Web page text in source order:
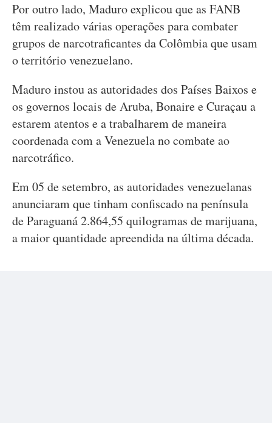
Por outro lado, Maduro explicou que as FANB
têm realizado várias operações para combater
grupos de narcotraficantes da Colômbia que usam
o território venezuelano.
Maduro instou as autoridades dos Países Baixos e
os governos locais de Aruba, Bonaire e Curaçau a
estarem atentos e a trabalharem de maneira
coordenada com a Venezuela no combate ao
narcotráfico.
Em 05 de setembro, as autoridades venezuelanas
anunciaram que tinham confiscado na península
de Paraguaná 2.864,55 quilogramas de marijuana,
a maior quantidade apreendida na última década.